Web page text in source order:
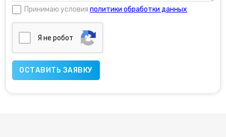
Принимаю условия политики обработки данных
Я нe poбoт